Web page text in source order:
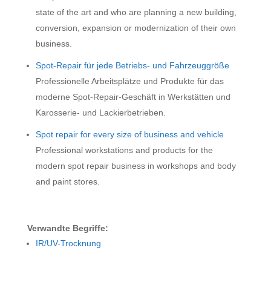
state of the art and who are planning a new building,
conversion, expansion or modernization of their own
business.
Spot-Repair für jede Betriebs- und Fahrzeuggröße
Professionelle Arbeitsplätze und Produkte für das
moderne Spot-Repair-Geschäft in Werkstätten und
Karosserie- und Lackierbetrieben.
Spot repair for every size of business and vehicle
Professional workstations and products for the
modern spot repair business in workshops and body
and paint stores.
Verwandte Begriffe:
IR/UV-Trocknung